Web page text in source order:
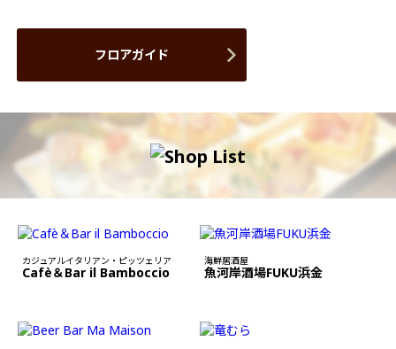
フロアガイド
カジュアルイタリアン・ピッツェリア
Cafè＆Bar il Bamboccio
海鮮居酒屋
魚河岸酒場FUKU浜金